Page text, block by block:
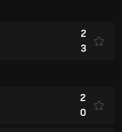
2
3
2
0